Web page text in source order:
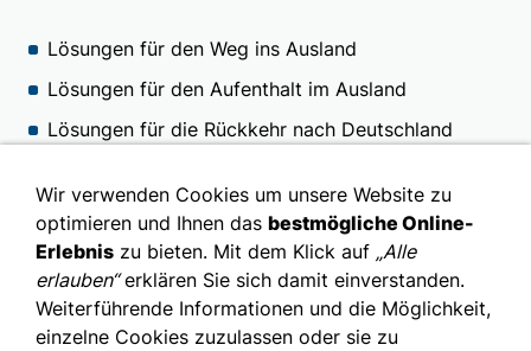
Lösungen für den Weg ins Ausland
Lösungen für den Aufenthalt im Ausland
Lösungen für die Rückkehr nach Deutschland
Wir verwenden Cookies um unsere Website zu
optimieren und Ihnen das bestmögliche Online-
Erlebnis zu bieten. Mit dem Klick auf „Alle
erlauben“erklären Sie sich damit einverstanden.
Weiterführende Informationen und die Möglichkeit,
einzelne Cookies zuzulassen oder sie zu